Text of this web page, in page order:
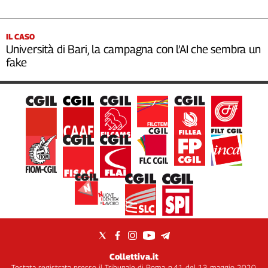
IL CASO
Università di Bari, la campagna con l’AI che sembra un
fake
Collettiva.it